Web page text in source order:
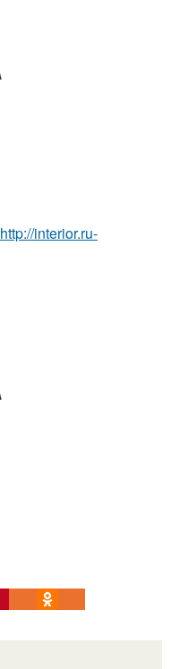
http://interior.ru-